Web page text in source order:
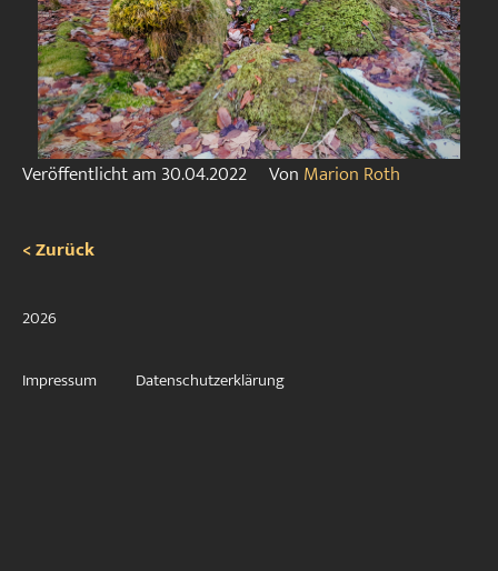
Veröffentlicht am30.04.2022 Von Marion Roth
< Zurück
2026
Impressum Datenschutzerklärung